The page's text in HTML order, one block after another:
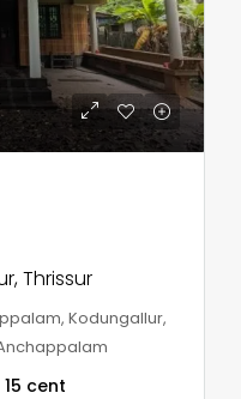
Thrissur
Kodungallur,
15 cent